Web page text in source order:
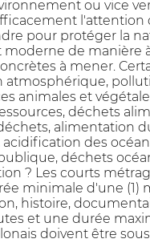
ou vice
l'attention
pour protéger la
moderne de manière
à mener.
atmosphérique,
animales et
déchets
alimentation
des
déchets
? Les courts
minimale d'une (1)
histoire,
et une durée
doivent être